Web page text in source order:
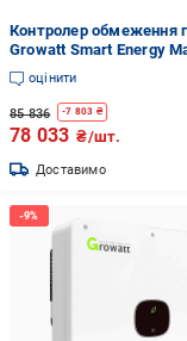
Контролер обмеження
Growatt Smart Energy
1MW до 10 інверторів
250А (19100581)
оцінити
85 836 -7 803 ₴
78 033 ₴/шт.
Доставимо